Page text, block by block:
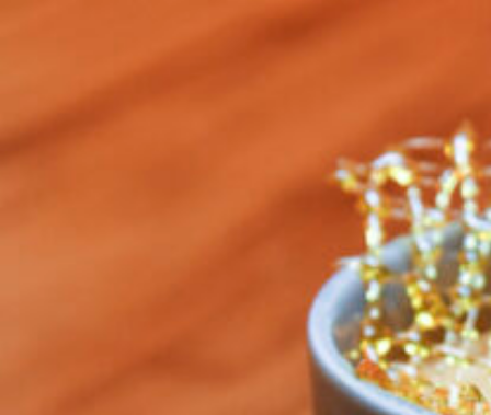
誠光社で選びました。